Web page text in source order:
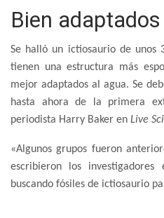
Bien adaptados
Se halló un ictiosaurio de unos
tienen una estructura más
mejor adaptados al agua. Se
hasta ahora de la primera
periodista Harry Baker en Live
«Algunos grupos fueron
escribieron los investigadores
buscando fósiles de ictiosaurio